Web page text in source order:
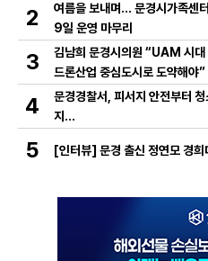
2
여름을 보내며… 문경시가족센
9일 운영 마무리
3
김남희 문경시의원 “UAM 시
드론산업 중심도시로 도약해야”
4
문경경찰서, 피서지 안전부터
지…
5 [인터뷰] 문경 출신 정연모 경희